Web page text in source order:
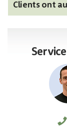
Clients ont